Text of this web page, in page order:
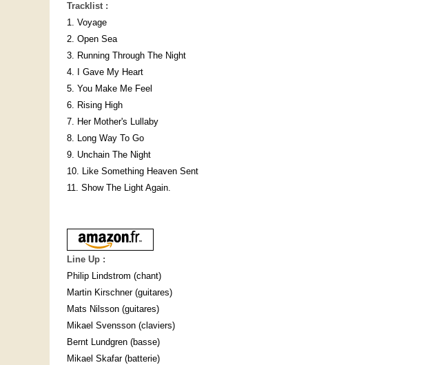
Tracklist :
1. Voyage
2. Open Sea
3. Running Through The Night
4. I Gave My Heart
5. You Make Me Feel
6. Rising High
7. Her Mother's Lullaby
8. Long Way To Go
9. Unchain The Night
10. Like Something Heaven Sent
11. Show The Light Again.
Line Up :
Philip Lindstrom (chant)
Martin Kirschner (guitares)
Mats Nilsson (guitares)
Mikael Svensson (claviers)
Bernt Lundgren (basse)
Mikael Skafar (batterie)